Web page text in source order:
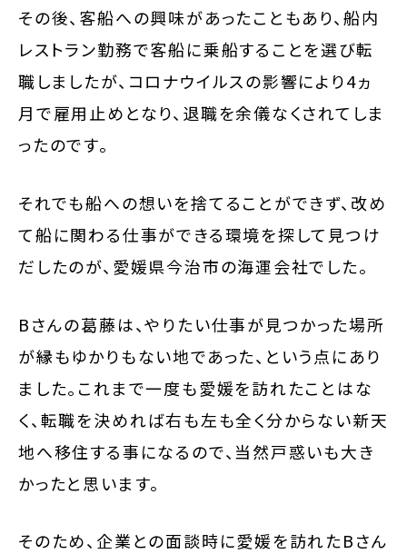
その後、客船への興味があったこともあり、船内
レストラン勤務で客船に乗船することを選び転
職しましたが、コロナウイルスの影響により4ヵ
月で雇用止めとなり、退職を余儀なくされてしま
ったのです。
それでも船への想いを捨てることができず、改め
て船に関わる仕事ができる環境を探して見つけ
だしたのが、愛媛県今治市の海運会社でした。
Bさんの葛藤は、やりたい仕事が見つかった場所
が縁もゆかりもない地であった、という点にあり
ました。これまで一度も愛媛を訪れたことはな
く、転職を決めれば右も左も全く分からない新天
地へ移住する事になるので、当然戸惑いも大き
かったと思います。
そのため、企業との面談時に愛媛を訪れたBさん